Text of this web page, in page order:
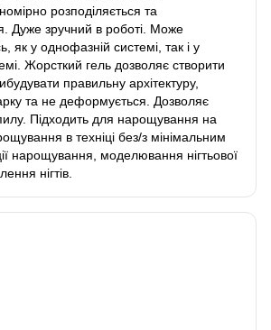
розподіляється та
Дуже зручний в роботі. Може
як у однофазній системі, так і у
Жорсткий гель дозволяє створити
правильну архітектуру,
та не деформується. Дозволяє
Підходить для нарощування на
в техніці без/з мінімальним
нарощування, моделювання нігтьової
нігтів.